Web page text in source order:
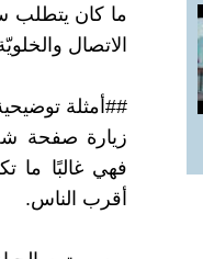
ما كان يتطلب
الاتصال
##أمثلة
زيارة صفحة
فهي غالبًا ما
أقرب الناس.